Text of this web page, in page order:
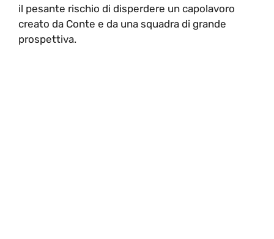
il pesante rischio di disperdere un capolavoro
creato da Conte e da una squadra di grande
prospettiva.